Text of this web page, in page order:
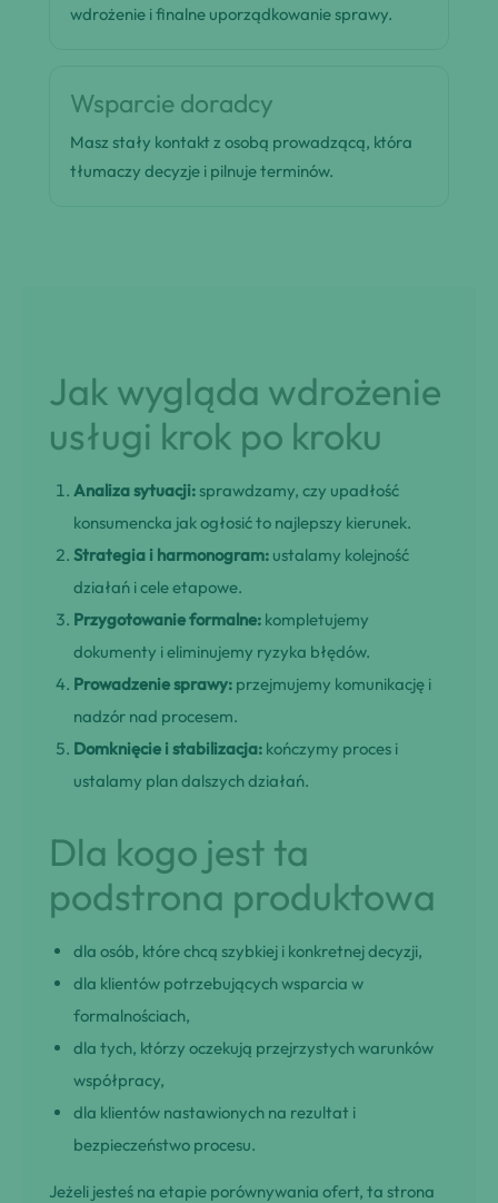
wdrożenie i finalne uporządkowanie sprawy.
Wsparcie doradcy
Masz stały kontakt z osobą prowadzącą, która
tłumaczy decyzje i pilnuje terminów.
Jak wygląda wdrożenie
usługi krok po kroku
Analiza sytuacji: sprawdzamy, czy upadłość
konsumencka jak ogłosić to najlepszy kierunek.
Strategia i harmonogram: ustalamy kolejność
działań i cele etapowe.
Przygotowanie formalne: kompletujemy
dokumenty i eliminujemy ryzyka błędów.
Prowadzenie sprawy: przejmujemy komunikację i
nadzór nad procesem.
Domknięcie i stabilizacja: kończymy proces i
ustalamy plan dalszych działań.
Dla kogo jest ta
podstrona produktowa
dla osób, które chcą szybkiej i konkretnej decyzji,
dla klientów potrzebujących wsparcia w
formalnościach,
dla tych, którzy oczekują przejrzystych warunków
współpracy,
dla klientów nastawionych na rezultat i
bezpieczeństwo procesu.
Jeżeli jesteś na etapie porównywania ofert, ta strona